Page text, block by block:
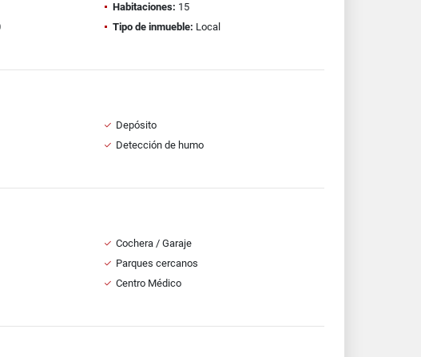
Habitaciones: 15
Tipo de inmueble: Local
Depósito
Detección de humo
Cochera / Garaje
Parques cercanos
Centro Médico